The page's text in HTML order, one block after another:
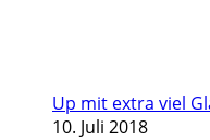
Up mit extra viel
10. Juli 2018